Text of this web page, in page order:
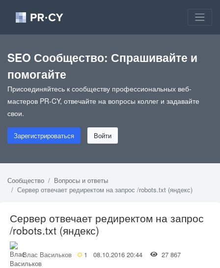
SEO Сообщество: Спрашивайте и
помогайте
Присоединяйтесь к сообществу профессиональных веб-
мастеров PR-CY, отвечайте на вопросы коллег и задавайте
свои.
Зарегистрироваться Войти
Сообщество
Вопросы и ответы
Сервер отвечает редиректом на запрос /robots.txt (яндекс)
Сервер отвечает редиректом на запрос
/robots.txt (яндекс)
Влас Васильков 1 08.10.2016 20:44 27 867